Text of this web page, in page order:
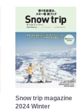
Snow trip magazine
2024 Winter